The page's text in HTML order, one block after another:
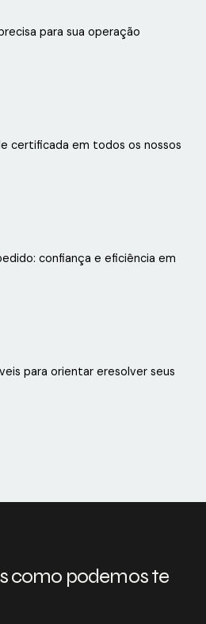
para sua operação
certificada em todos os nossos
confiança e eficiência em
para orientar eresolver seus
como podemos te